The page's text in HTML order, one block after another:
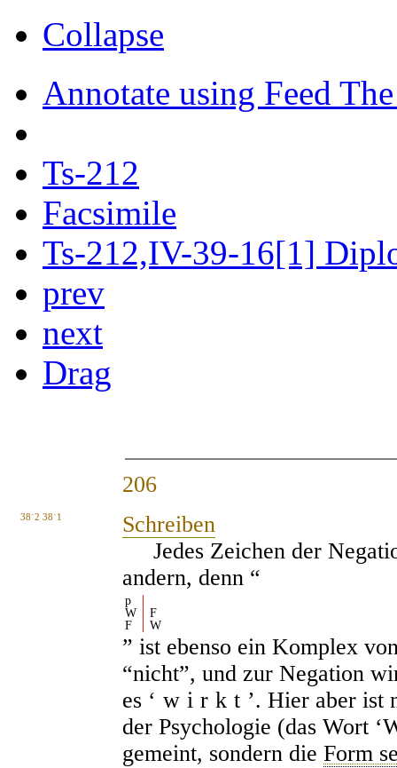
Collapse
Annotate using Feed
Ts-212
Facsimile
Ts-212,IV-39-16[1]
prev
next
Drag
206
38˙2 38˙1
Schreiben
Jedes Zeichen der
andern, denn “
p
W
F
∣
∣
∣
F
W
” ist ebenso ein Komplex
“nicht”, und zur Negation
es ‘ wirkt ’. Hier aber ist
der Psychologie (das Wort
gemeint, sondern die Form